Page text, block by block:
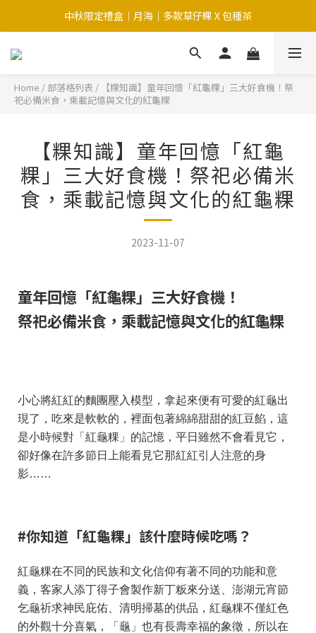
中秋限定-福滿糕 〔預購中〕8/12開始出貨
中秋限定禮盒｜月海｜多款草仔粿Ｘ包種茶
中秋限定-福滿糕 〔預購中〕8/12開始出貨
Home / 部落格列表 /
【粿知識】童年回憶「紅龜粿」三大好食機！祭
祀必備米食，乘載記憶與文化的紅龜粿
【粿知識】童年回憶「紅龜
粿」三大好食機！祭祀必備米
食，乘載記憶與文化的紅龜粿
2023-11-07
童年回憶「紅龜粿」三大好食機！
祭祀必備米食，乘載記憶與文化的紅龜粿
小心將紅紅的麵團壓入模型，拿起來便有可愛的紅龜出
現了，吃來是軟軟的，裡面包著綿綿甜甜的紅豆餡，這
是小時候對「紅龜粿」的記憶，平日雖然不會看見它，
卻好像在許多節日上能看見它那紅紅引人注意的身
影……
#你知道「紅龜粿」該什麼時候吃嗎？
紅龜粿在不同的民族和文化信仰有著不同的功能和意
義，客家人添丁得子會製作新丁粄來分送、澎湖元宵節
乞龜祈求神民庇佑、清明掃墓的供品，紅龜粿不僅紅色
的外觀十分喜氣，「龜」也有長壽幸福的象徵，所以在